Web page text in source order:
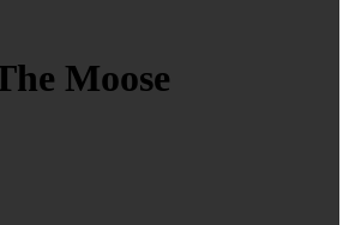
Moose